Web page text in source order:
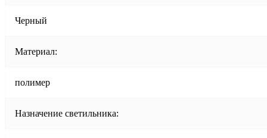
Черный
Материал:
полимер
Назначение светильника: